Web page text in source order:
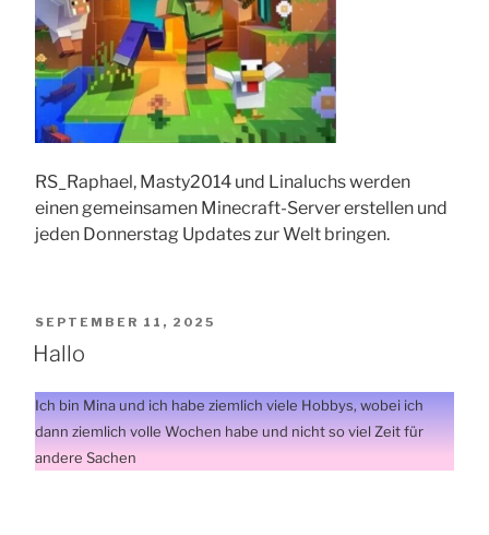
RS_Raphael, Masty2014 und Linaluchs werden
einen gemeinsamen Minecraft-Server erstellen und
jeden Donnerstag Updates zur Welt bringen.
VERÖFFENTLICHT
AM
SEPTEMBER 11, 2025
Hallo
Ich bin Mina und ich habe ziemlich viele Hobbys, wobei ich
dann ziemlich volle Wochen habe und nicht so viel Zeit für
andere Sachen